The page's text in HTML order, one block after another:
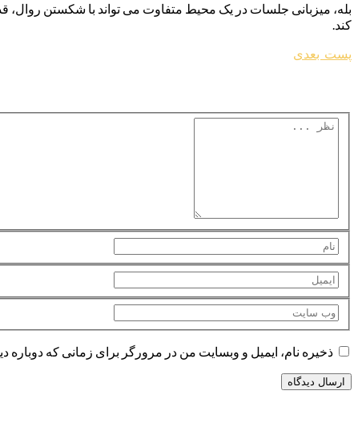
بله، میزبانی جلسات در یک محیط متفاوت می تواند با شکستن روال،
کند.
راهبری
پست بعدی
ذخیره نام، ایمیل و وبسایت من در مرورگر برای زمانی که دوباره